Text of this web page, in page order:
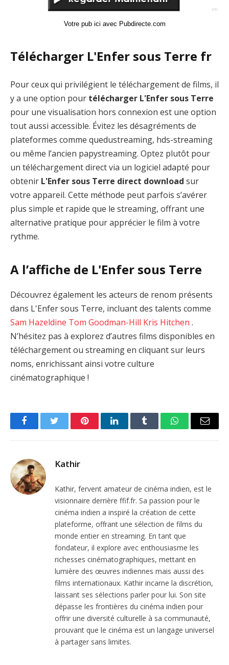
Votre pub ici avec Pubdirecte.com
Télécharger L'Enfer sous Terre fr
Pour ceux qui privilégient le téléchargement de films, il
y a une option pour télécharger L'Enfer sous Terre
pour une visualisation hors connexion est une option
tout aussi accessible. Évitez les désagréments de
plateformes comme quedustreaming, hds-streaming
ou même l’ancien papystreaming. Optez plutôt pour
un téléchargement direct via un logiciel adapté pour
obtenir L'Enfer sous Terre direct download sur
votre appareil. Cette méthode peut parfois s’avérer
plus simple et rapide que le streaming, offrant une
alternative pratique pour apprécier le film à votre
rythme.
A l’affiche de L'Enfer sous Terre
Découvrez également les acteurs de renom présents
dans L'Enfer sous Terre, incluant des talents comme
Sam Hazeldine Tom Goodman-Hill Kris Hitchen .
N’hésitez pas à explorez d’autres films disponibles en
téléchargement ou streaming en cliquant sur leurs
noms, enrichissant ainsi votre culture
cinématographique !
FacebookTwitter PinterestLinkedInTumblr WhatsAppEmail
Kathir
Kathir, fervent amateur de cinéma indien, est le
visionnaire derrière ffif.fr. Sa passion pour le
cinéma indien a inspiré la création de cette
plateforme, offrant une sélection de films du
monde entier en streaming. En tant que
fondateur, il explore avec enthousiasme les
richesses cinématographiques, mettant en
lumière des œuvres indiennes mais aussi des
films internationaux. Kathir incarne la discrétion,
laissant ses sélections parler pour lui. Son site
dépasse les frontières du cinéma indien pour
offrir une diversité culturelle à sa communauté,
prouvant que le cinéma est un langage universel
à partager sans limites.